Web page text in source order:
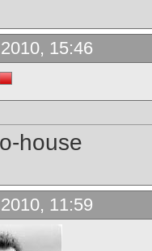
15:46
house
11:59